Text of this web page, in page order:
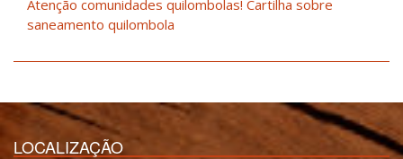
Atenção comunidades quilombolas! Cartilha sobre
saneamento quilombola
LOCALIZAÇÃO